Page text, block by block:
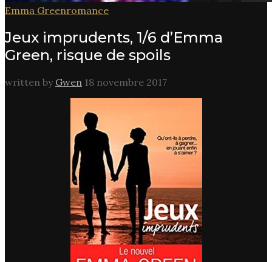
Emma Greenromance
Jeux imprudents, 1/6 d’Emma
Green, risque de spoils
written by Gwen 18 novembre 2017